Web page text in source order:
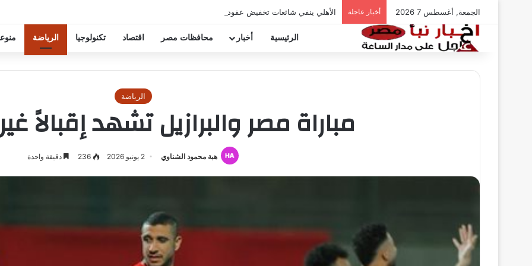
الجمعة, أغسطس 7 2026 أخبار عاجلة الأهلي ينفي شائعات تخفيض عقود زيزو والشناوي
الرئيسية أخبار محافظات مصر اقتصاد تكنولوجيا الرياضة
الرياضة
مباراة مصر والبرازيل تشهد إقبالاً
هبة محمود الشناوي 2 يونيو 2026 236 دقيقة واحدة